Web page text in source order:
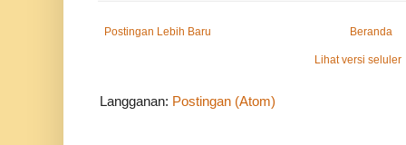
Postingan Lebih Baru Beranda
Lihat versi seluler
Langganan: Postingan (Atom)